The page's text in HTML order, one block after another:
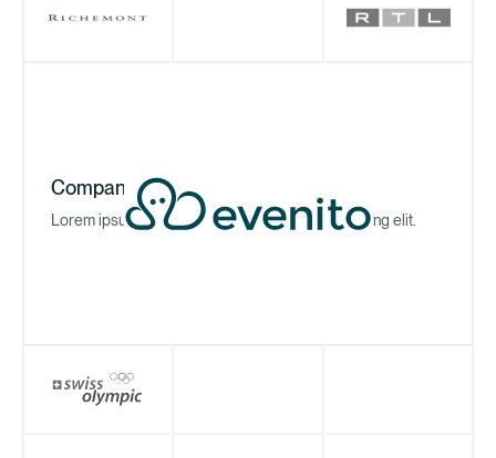
Company Name
Lorem ipsum dolor sit amet, consectetur adipiscing elit.